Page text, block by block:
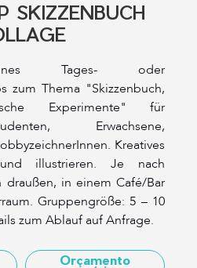
SKIZZENBUCH
Tages- oder
zum Thema "Skizzenbuch,
Experimente" für
Erwachsene,
Kreatives
illustrieren. Je nach
in einem Café/Bar
Gruppengröße: 5 – 10
zum Ablauf auf Anfrage.
Orçamento